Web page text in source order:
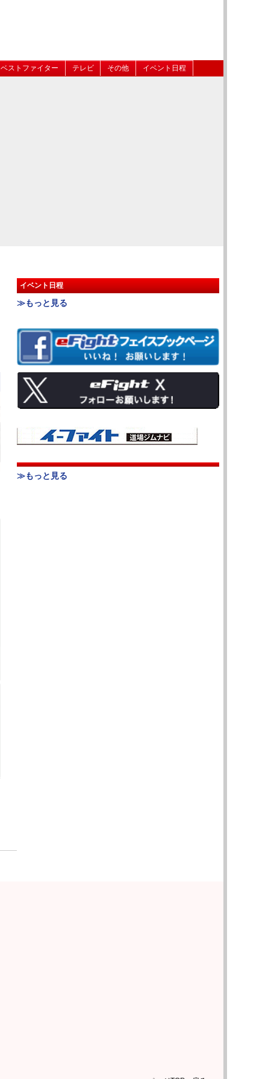
ベストファイター テレビ その他 イベント日程
イベント日程
≫もっと見る
≫もっと見る